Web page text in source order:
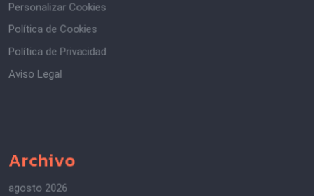
Personalizar Cookies
Política de Cookies
Política de Privacidad
Aviso Legal
Archivo
agosto 2026